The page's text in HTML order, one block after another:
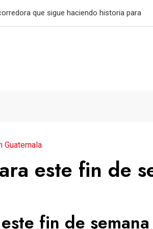
que sigue haciendo historia para
Guatemala
este fin de
fin de